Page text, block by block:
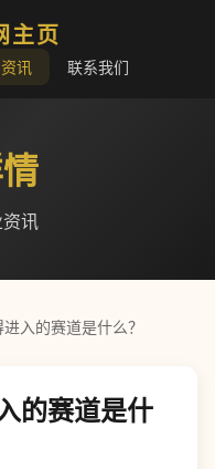
主页
讯 联系我们
讯
入的赛道是什么？
的赛道是什